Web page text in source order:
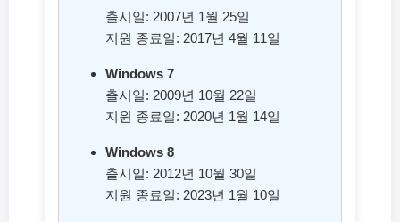
출시일: 2007년 1월 25일
지원 종료일: 2017년 4월 11일
Windows 7
출시일: 2009년 10월 22일
지원 종료일: 2020년 1월 14일
Windows 8
출시일: 2012년 10월 30일
지원 종료일: 2023년 1월 10일